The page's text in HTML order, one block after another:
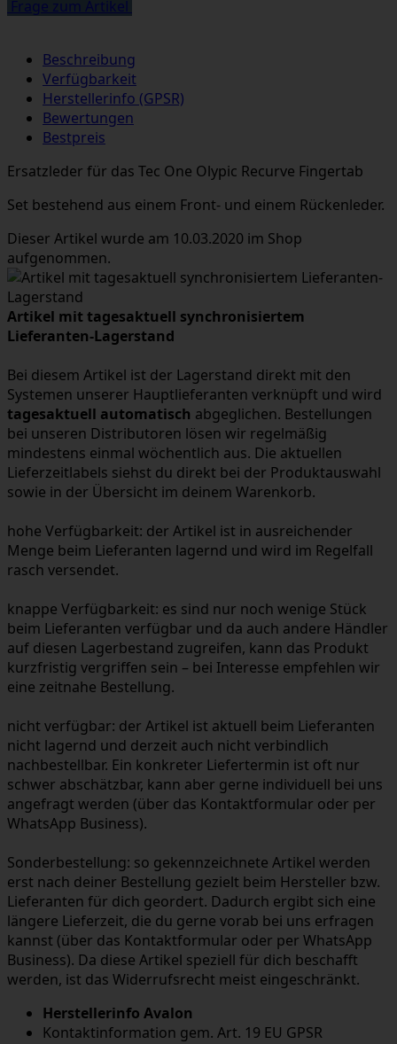
Frage zum Artikel
Beschreibung
Verfügbarkeit
Herstellerinfo (GPSR)
Bewertungen
Bestpreis
Ersatzleder für das Tec One Olypic Recurve Fingertab
Set bestehend aus einem Front- und einem Rückenleder.
Dieser Artikel wurde am 10.03.2020 im Shop
aufgenommen.
Artikel mit tagesaktuell synchronisiertem
Lieferanten-Lagerstand
Bei diesem Artikel ist der Lagerstand direkt mit den
Systemen unserer Hauptlieferanten verknüpft und wird
tagesaktuell automatisch abgeglichen. Bestellungen
bei unseren Distributoren lösen wir regelmäßig
mindestens einmal wöchentlich aus. Die aktuellen
Lieferzeitlabels siehst du direkt bei der Produktauswahl
sowie in der Übersicht im deinem Warenkorb.
hohe Verfügbarkeit: der Artikel ist in ausreichender
Menge beim Lieferanten lagernd und wird im Regelfall
rasch versendet.
knappe Verfügbarkeit: es sind nur noch wenige Stück
beim Lieferanten verfügbar und da auch andere Händler
auf diesen Lagerbestand zugreifen, kann das Produkt
kurzfristig vergriffen sein – bei Interesse empfehlen wir
eine zeitnahe Bestellung.
nicht verfügbar: der Artikel ist aktuell beim Lieferanten
nicht lagernd und derzeit auch nicht verbindlich
nachbestellbar. Ein konkreter Liefertermin ist oft nur
schwer abschätzbar, kann aber gerne individuell bei uns
angefragt werden (über das Kontaktformular oder per
WhatsApp Business).
Sonderbestellung: so gekennzeichnete Artikel werden
erst nach deiner Bestellung gezielt beim Hersteller bzw.
Lieferanten für dich geordert. Dadurch ergibt sich eine
längere Lieferzeit, die du gerne vorab bei uns erfragen
kannst (über das Kontaktformular oder per WhatsApp
Business). Da diese Artikel speziell für dich beschafft
werden, ist das Widerrufsrecht meist eingeschränkt.
Herstellerinfo Avalon
Kontaktinformation gem. Art. 19 EU GPSR